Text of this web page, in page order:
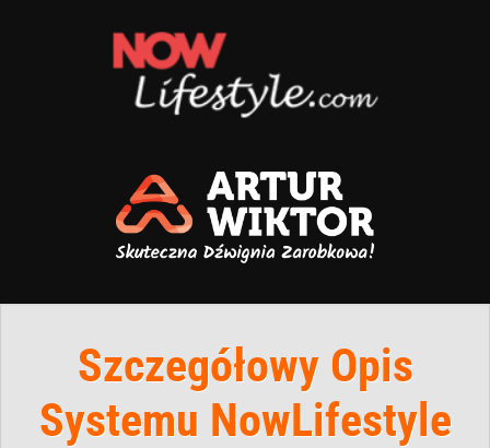
Szczegółowy Opis
Systemu NowLifestyle